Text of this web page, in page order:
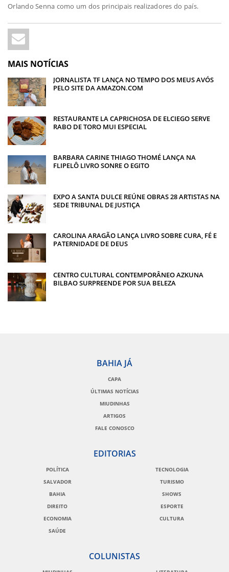
Orlando Senna como um dos principais realizadores do país.
MAIS NOTÍCIAS
JORNALISTA TF LANÇA NO TEMPO DOS MEUS AVÓS
PELO SITE DA AMAZON.COM
RESTAURANTE LA CAPRICHOSA DE ELCIEGO SERVE
RABO DE TORO MUI ESPECIAL
BARBARA CARINE THIAGO THOMÉ LANÇA NA
FLIPELÔ LIVRO SONRE O EGITO
EXPO A SANTA DULCE REÚNE OBRAS 28 ARTISTAS NA
SEDE TRIBUNAL DE JUSTIÇA
CAROLINA ARAGÃO LANÇA LIVRO SOBRE CURA, FÉ E
PATERNIDADE DE DEUS
CENTRO CULTURAL CONTEMPORÂNEO AZKUNA
BILBAO SURPREENDE POR SUA BELEZA
BAHIA JÁ
CAPA
ÚLTIMAS NOTÍCIAS
MIUDINHAS
ARTIGOS
FALE CONOSCO
EDITORIAS
POLÍTICA
SALVADOR
BAHIA
DIREITO
ECONOMIA
SAÚDE
TECNOLOGIA
TURISMO
SHOWS
ESPORTE
CULTURA
COLUNISTAS